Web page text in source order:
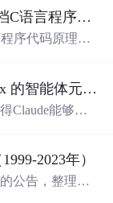
stm32单片机项目资料课程设计文档C语言程序代码原理图电路PCB实例用单片机制作多路输入电压表
序代码原理图
Ruflo 适用于 Claude Code 和 Codex 的智能体元框架
Claude能够自
2023年）
公告，整理了